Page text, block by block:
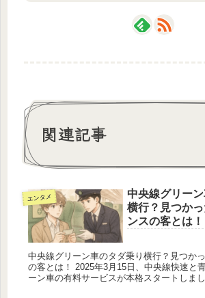
関連記事
エンタメ
中央線グリー
横行？見つか
ンスの客とは！
中央線グリーン車のタダ乗り横行？見つか
の客とは！ 2025年3月15日、中央線快速と
ーン車の有料サービスが本格スタートしま